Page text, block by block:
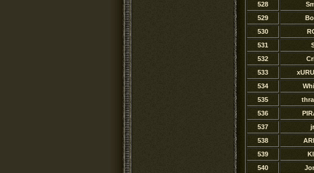
528
529
530
531
532
533
534
535
536
537
538
539
540